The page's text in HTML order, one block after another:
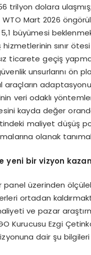
trilyon dolara
Mart 2026
büyümesi
sınır
ticarete geçiş
unsurlarını ön
veri odaklı
kayda değer
maliyet düşüş
olanak
yeni bir vizyon
üzerinden
ortadan
ve pazar
Kurucusu Ezgi
dair şu bilgileri